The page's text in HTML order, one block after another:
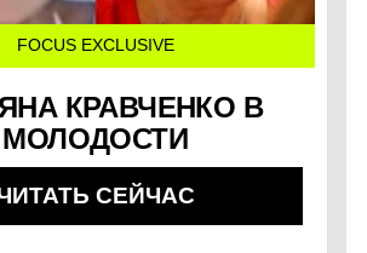
FOCUS EXCLUSIVE
КРАВЧЕНКО В
МОЛОДОСТИ
СЕЙЧАС